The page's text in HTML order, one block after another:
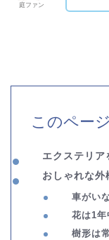
庭ファン
このペー
エクステリア
おしゃれな
車がい
花は1
樹形は